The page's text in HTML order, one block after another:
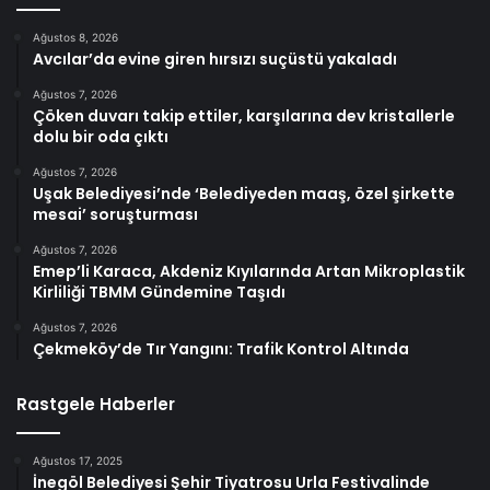
Ağustos 8, 2026
Avcılar’da evine giren hırsızı suçüstü yakaladı
Ağustos 7, 2026
Çöken duvarı takip ettiler, karşılarına dev kristallerle
dolu bir oda çıktı
Ağustos 7, 2026
Uşak Belediyesi’nde ‘Belediyeden maaş, özel şirkette
mesai’ soruşturması
Ağustos 7, 2026
Emep’li Karaca, Akdeniz Kıyılarında Artan Mikroplastik
Kirliliği TBMM Gündemine Taşıdı
Ağustos 7, 2026
Çekmeköy’de Tır Yangını: Trafik Kontrol Altında
Rastgele Haberler
Ağustos 17, 2025
İnegöl Belediyesi Şehir Tiyatrosu Urla Festivalinde